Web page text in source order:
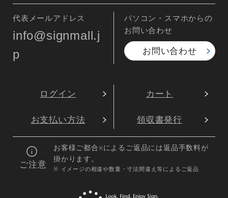
代表メールアドレス
info@signmall.j
p
パソコン・スマホからの
お問い合わせ
お問い合わせ
ログイン カート
お支払い方法 領収書発行
ご注意
お客様ご都合※によるご返品には返品手数料が
掛かります。
※ イメージの相違や数量・寸法間違え等によるご返品